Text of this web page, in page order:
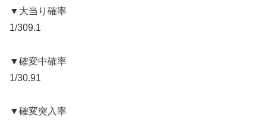
▼大当り確率
1/309.1
▼確変中確率
1/30.91
▼確変突入率